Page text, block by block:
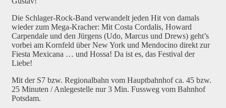
Die Schlager-Rock-Band verwandelt jeden Hit von damals
wieder zum Mega-Kracher: Mit Costa Cordalis, Howard
Carpendale und den Jürgens (Udo, Marcus und Drews) geht’s
vorbei am Kornfeld über New York und Mendocino direkt zur
Fiesta Mexicana … und Hossa! Da ist es, das Festival der
Liebe!
Mit der S7 bzw. Regionalbahn vom Hauptbahnhof ca. 45 bzw.
25 Minuten / Anlegestelle nur 3 Min. Fussweg vom Bahnhof
Potsdam.